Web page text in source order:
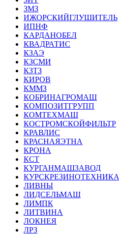
ЗМЗ
ИЖОРСКИЙГЛУШИТЕЛЬ
ИПНФ
КАРДАНОБЕЛ
КВАДРАТИС
КЗАЭ
КЗСМИ
КЗТЗ
КИРОВ
КММЗ
КОБРИНАГРОМАШ
КОМПОЗИТГРУПП
КОМТЕХМАШ
КОСТРОМСКОЙФИЛЬТР
КРАВЛИС
КРАСНАЯЭТНА
КРОНА
КСТ
КУРГАНМАШЗАВОД
КУРСКРЕЗИНОТЕХНИКА
ЛИВНЫ
ЛИДСЕЛЬМАШ
ЛИМПК
ЛИТВИНА
ЛОКНЕЯ
ЛРЗ